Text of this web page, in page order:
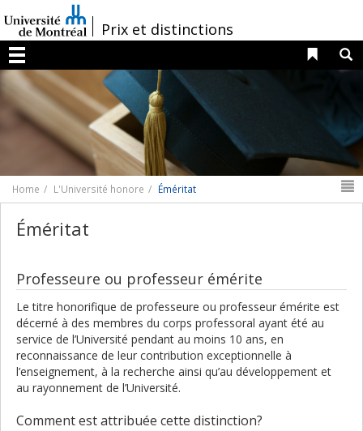
au
contenu
/Prix et distinctions
Menu
Liens
Home L'Université honore Éméritat
Éméritat
Professeure ou professeur émérite
Le titre honorifique de professeure ou professeur émérite est
décerné à des membres du corps professoral ayant été au
service de l’Université pendant au moins 10 ans, en
reconnaissance de leur contribution exceptionnelle à
l’enseignement, à la recherche ainsi qu’au développement et
au rayonnement de l’Université.
Comment est attribuée cette distinction?